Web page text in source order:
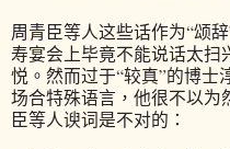
周青臣等人这些话作为“颂
寿宴会上毕竟不能说话太扫
悦。然而过于“较真”的博士
场合特殊语言，他很不以为
臣等人谀词是不对的：